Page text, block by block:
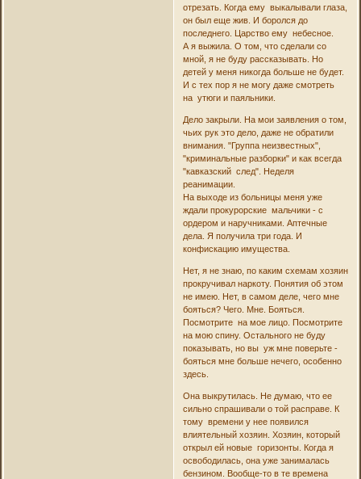
отрезать. Когда ему выкалывали глаза,
он был еще жив. И боролся до
последнего. Царство ему небесное.
А я выжила. О том, что сделали со
мной, я не буду рассказывать. Но
детей у меня никогда больше не будет.
И с тех пор я не могу даже смотреть
на утюги и паяльники.
Дело закрыли. На мои заявления о том,
чьих рук это дело, даже не обратили
внимания. "Группа неизвестных",
"криминальные разборки" и как всегда
"кавказский след". Неделя
реанимации.
На выходе из больницы меня уже
ждали прокурорские мальчики - с
ордером и наручниками. Аптечные
дела. Я получила три года. И
конфискацию имущества.
Нет, я не знаю, по каким схемам хозяин
прокручивал наркоту. Понятия об этом
не имею. Нет, в самом деле, чего мне
бояться? Чего. Мне. Бояться.
Посмотрите на мое лицо. Посмотрите
на мою спину. Остального не буду
показывать, но вы уж мне поверьте -
бояться мне больше нечего, особенно
здесь.
Она выкрутилась. Не думаю, что ее
сильно спрашивали о той расправе. К
тому времени у нее появился
влиятельный хозяин. Хозяин, который
открыл ей новые горизонты. Когда я
освободилась, она уже занималась
бензином. Вообще-то в те времена